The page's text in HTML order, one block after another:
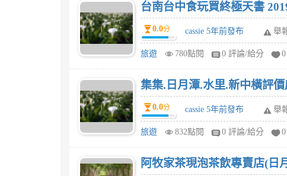
台南台中食玩買終極天書
0.0分 cassie 5年前發布 舉
旅遊 780點閱 0 評論/給分 0
集集.日月潭.水里.新中橫評價
0.0分 cassie 5年前發布 舉
旅遊 832點閱 0 評論/給分 0
阿牧家茶現泡茶飲專賣店(日